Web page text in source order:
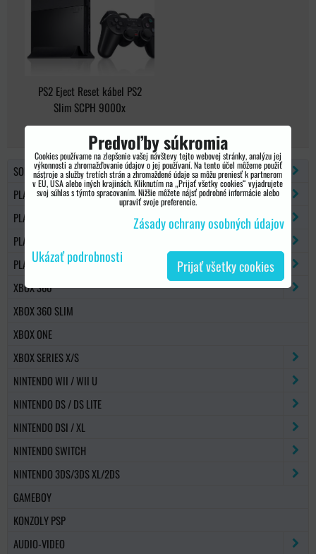
PS2 Eject Reset kábel PS2
Slim SCPH 9000x
SONY PSP
PLAYSTATION 2
PLAYSTATION 3
PLAYSTATION 4
PLAYSTATION 5
XBOX 360
XBOX 360 SLIM
XBOX ONE
XBOX SERIES X/S
NINTENDO WII / WII U
NINTENDO DS / DS LITE
NINTENDO DSI / XL
NINTENDO SWITCH
NINTENDO 3DS/3DS XL/2DS
GAMEBOY
KONZOLY PSP
AUDIO-VIDEO
Predvoľby súkromia
Cookies používame na zlepšenie vašej návštevy tejto webovej stránky, analýzu jej
výkonnosti a zhromažďovanie údajov o jej používaní. Na tento účel môžeme použiť
nástroje a služby tretích strán a zhromaždené údaje sa môžu preniesť k partnerom
v EÚ, USA alebo iných krajinách. Kliknutím na „Prijať všetky cookies“ vyjadrujete
svoj súhlas s týmto spracovaním. Nižšie môžete nájsť podrobné informácie alebo
upraviť svoje preferencie.
Zásady ochrany osobných údajov
Ukázať podrobnosti
Prijať všetky cookies